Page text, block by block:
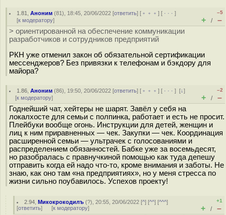
1.81 ,Аноним (81), 18:45, 20/06/2022 [ответить] [ ﹢﹢﹢] [ · · ·]
[к модератору]
–5
+ / –
> ориентированной на обеспечение коммуникации
разработчиков и сотрудников предприятий
РКН уже отменил закон об обязательной сертификации
мессенджеров? Без привязки к телефонам и бэкдору для
майора?
1.86 ,Аноним (86), 19:50, 20/06/2022 [ответить] [ ﹢﹢﹢] [ · · ·][↓]
[к модератору]
–2
+ / –
Годнейший чат, хейтеры не шарят. Завёл у себя на
локалхосте для семьи с полпинка, работает и есть не просит.
Плейбуки вообще огонь. Инструкции для детей, женщин и
лиц к ним приравненных — чек. Закупки — чек. Координация
расширенной семьи — ультрачек с голосованиями и
распределением обязанностей. Бабке уже за восемьдесят,
но разобралась с правнучкиной помощью как туда депешу
отправить когда ей надо что-то, кроме внимания и заботы. Не
знаю, как оно там «на предприятиях», но у меня стресса по
жизни сильно поубавилось. Успехов проекту!
2.94 ,Микокрокодилъ (?), 20:55, 20/06/2022 [^] [^^] [^^^]
[ответить] [к модератору]
+1
+ / –